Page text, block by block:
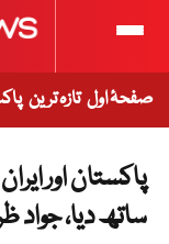
صفحۂ اول تازہ ترین
پاکستان اور
ساتھ دیا، جواد